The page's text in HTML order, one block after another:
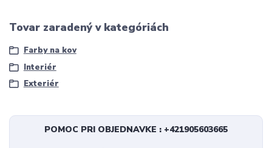
Tovar zaradený v kategóriách
Farby na kov
Interiér
Exteriér
POMOC PRI OBJEDNAVKE : +421905603665